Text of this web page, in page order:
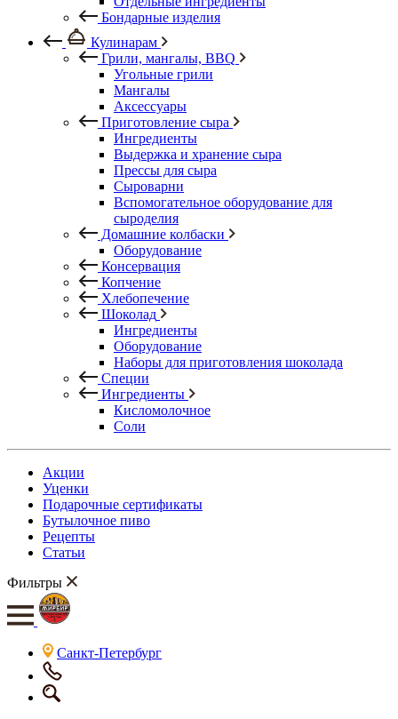
Бондарные изделия
Кулинарам
Грили, мангалы, BBQ
Угольные грили
Мангалы
Аксессуары
Приготовление сыра
Ингредиенты
Выдержка и хранение сыра
Прессы для сыра
Сыроварни
Вспомогательное оборудование для
сыроделия
Домашние колбаски
Оборудование
Консервация
Копчение
Хлебопечение
Шоколад
Ингредиенты
Оборудование
Наборы для приготовления шоколада
Специи
Ингредиенты
Кисломолочное
Соли
Акции
Уценки
Подарочные сертификаты
Бутылочное пиво
Рецепты
Статьи
Фильтры
Санкт-Петербург